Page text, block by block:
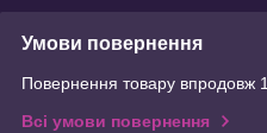
Умови повернення
Повернення товару впродовж
Всі умови повернення